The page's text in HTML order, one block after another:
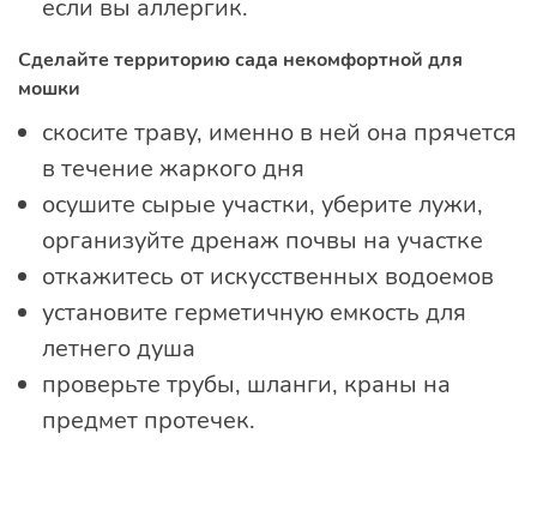
если вы аллергик.
Сделайте территорию сада некомфортной для
мошки
скосите траву, именно в ней она прячется
в течение жаркого дня
осушите сырые участки, уберите лужи,
организуйте дренаж почвы на участке
откажитесь от искусственных водоемов
установите герметичную емкость для
летнего душа
проверьте трубы, шланги, краны на
предмет протечек.